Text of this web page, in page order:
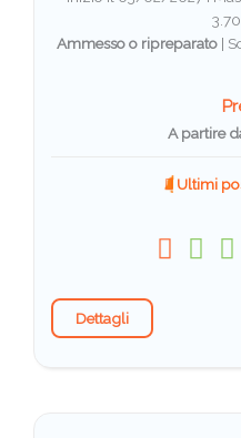
Ammesso o ripreparato |
A partire
Ultimi
Dettagli